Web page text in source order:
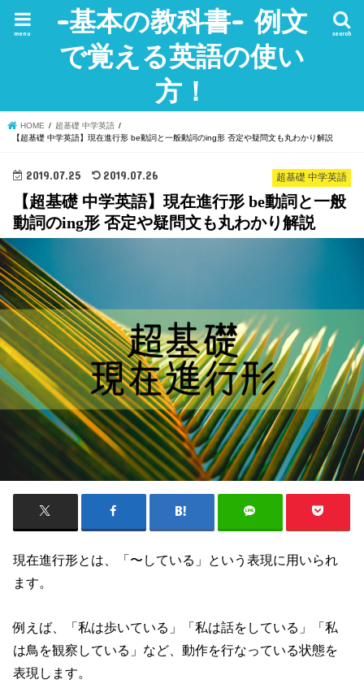
-基本の教科書- 例文
で覚える英語の使い
方！
search
menu
HOME
超基礎 中学英語
【超基礎 中学英語】現在進行形 be動詞と一般動詞のing形 否定や疑問文も丸わかり解説
超基礎 中学英語
2019.07.25 2019.07.26
【超基礎 中学英語】現在進行形 be動詞と一般
動詞のing形 否定や疑問文も丸わかり解説
現在進行形とは、「〜している」という表現に用いられ
ます。
例えば、「私は歩いている」「私は話をしている」「私
は鳥を観察している」など、動作を行なっている状態を
表現します。